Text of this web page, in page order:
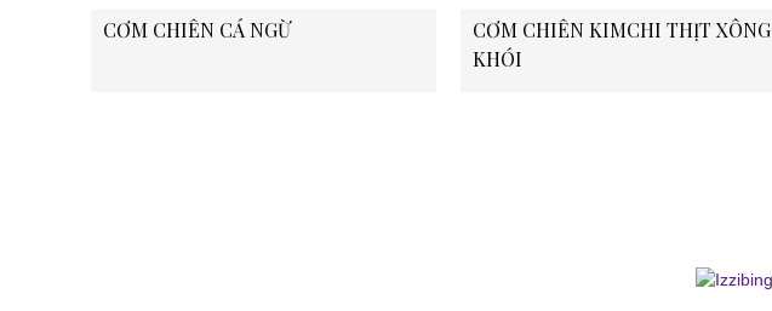
CƠM CHIÊN CÁ NGỪ
CƠM CHIÊN KIMCHI THỊT XÔNG
KHÓI